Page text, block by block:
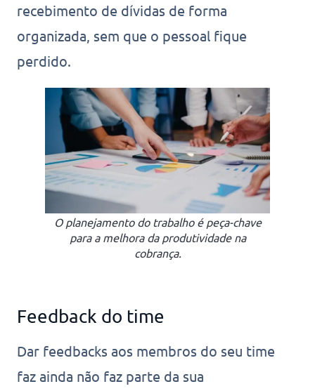
recebimento de dívidas de forma
organizada, sem que o pessoal fique
perdido.
O planejamento do trabalho é peça-chave
para a melhora da produtividade na
cobrança.
Feedback do time
Dar feedbacks aos membros do seu time
faz ainda não faz parte da sua